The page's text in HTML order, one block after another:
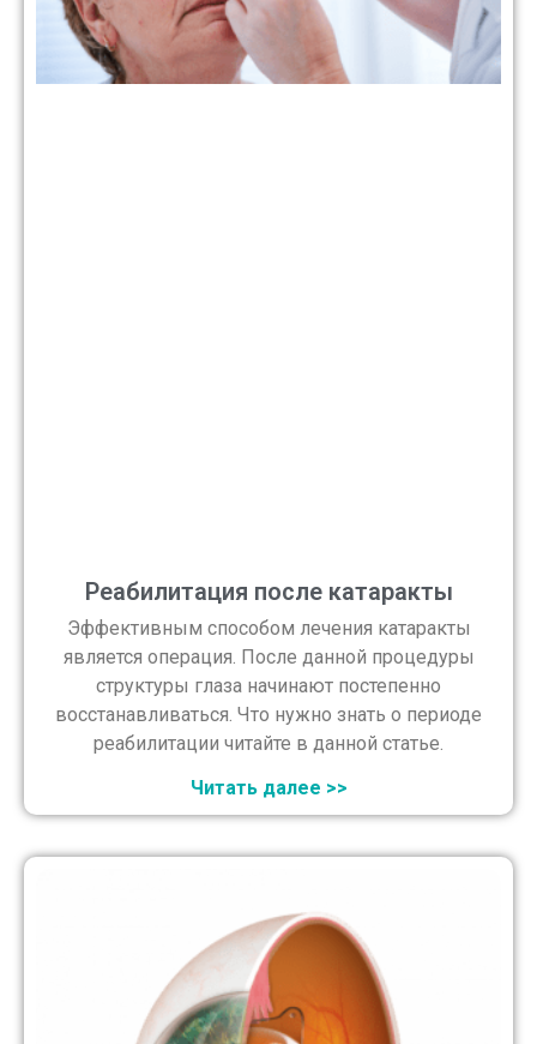
Реабилитация после катаракты
Эффективным способом лечения катаракты
является операция. После данной процедуры
структуры глаза начинают постепенно
восстанавливаться. Что нужно знать о периоде
реабилитации читайте в данной статье.
Читать далее >>